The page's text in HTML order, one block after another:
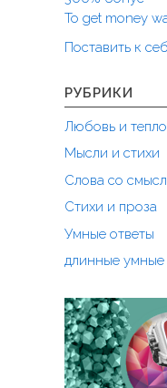
To get money
Поставить к
РУБРИКИ
Любовь и тепло
Мысли и стихи
Слова со
Стихи и проза
Умные ответы
длинные умные